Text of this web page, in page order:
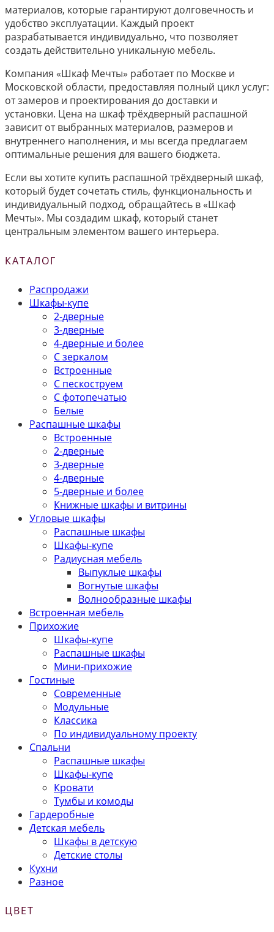
материалов, которые гарантируют долговечность и
удобство эксплуатации. Каждый проект
разрабатывается индивидуально, что позволяет
создать действительно уникальную мебель.
Компания «Шкаф Мечты» работает по Москве и
Московской области, предоставляя полный цикл услуг:
от замеров и проектирования до доставки и
установки. Цена на шкаф трёхдверный распашной
зависит от выбранных материалов, размеров и
внутреннего наполнения, и мы всегда предлагаем
оптимальные решения для вашего бюджета.
Если вы хотите купить распашной трёхдверный шкаф,
который будет сочетать стиль, функциональность и
индивидуальный подход, обращайтесь в «Шкаф
Мечты». Мы создадим шкаф, который станет
центральным элементом вашего интерьера.
КАТАЛОГ
Распродажи
Шкафы-купе
2-дверные
3-дверные
4-дверные и более
С зеркалом
Встроенные
С пескоструем
С фотопечатью
Белые
Распашные шкафы
Встроенные
2-дверные
3-дверные
4-дверные
5-дверные и более
Книжные шкафы и витрины
Угловые шкафы
Распашные шкафы
Шкафы-купе
Радиусная мебель
Выпуклые шкафы
Вогнутые шкафы
Волнообразные шкафы
Встроенная мебель
Прихожие
Шкафы-купе
Распашные шкафы
Мини-прихожие
Гостиные
Современные
Модульные
Классика
По индивидуальному проекту
Спальни
Распашные шкафы
Шкафы-купе
Кровати
Тумбы и комоды
Гардеробные
Детская мебель
Шкафы в детскую
Детские столы
Кухни
Разное
ЦВЕТ